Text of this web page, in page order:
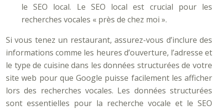
le SEO local. Le SEO local est crucial pour les
recherches vocales « près de chez moi ».
Si vous tenez un restaurant, assurez-vous d’inclure des
informations comme les heures d’ouverture, l’adresse et
le type de cuisine dans les données structurées de votre
site web pour que Google puisse facilement les afficher
lors des recherches vocales. Les données structurées
sont essentielles pour la recherche vocale et le SEO